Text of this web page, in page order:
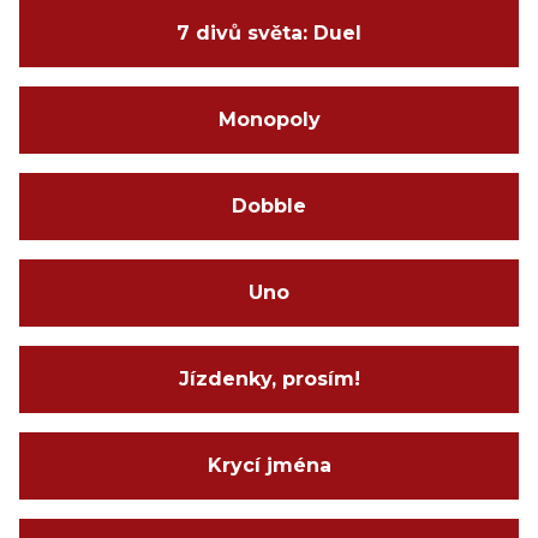
7 divů světa: Duel
Monopoly
Dobble
Uno
Jízdenky, prosím!
Krycí jména